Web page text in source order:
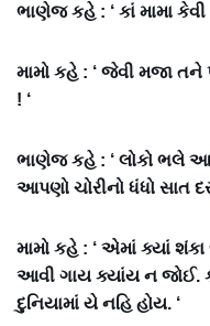
ભાણેજ કહે : ‘ કાં મામા કેવી
મામો કહે : ‘ જેવી મજા તને
! ‘
ભાણેજ કહે : ‘ લોકો ભલે આ
આપણો ચોરીનો ધંધો સાત
મામો કહે : ‘ એમાં ક્યાં
આવી ગાય ક્યાંય ન જોઈ.
દુનિયામાં યે નહિ હોય. ‘